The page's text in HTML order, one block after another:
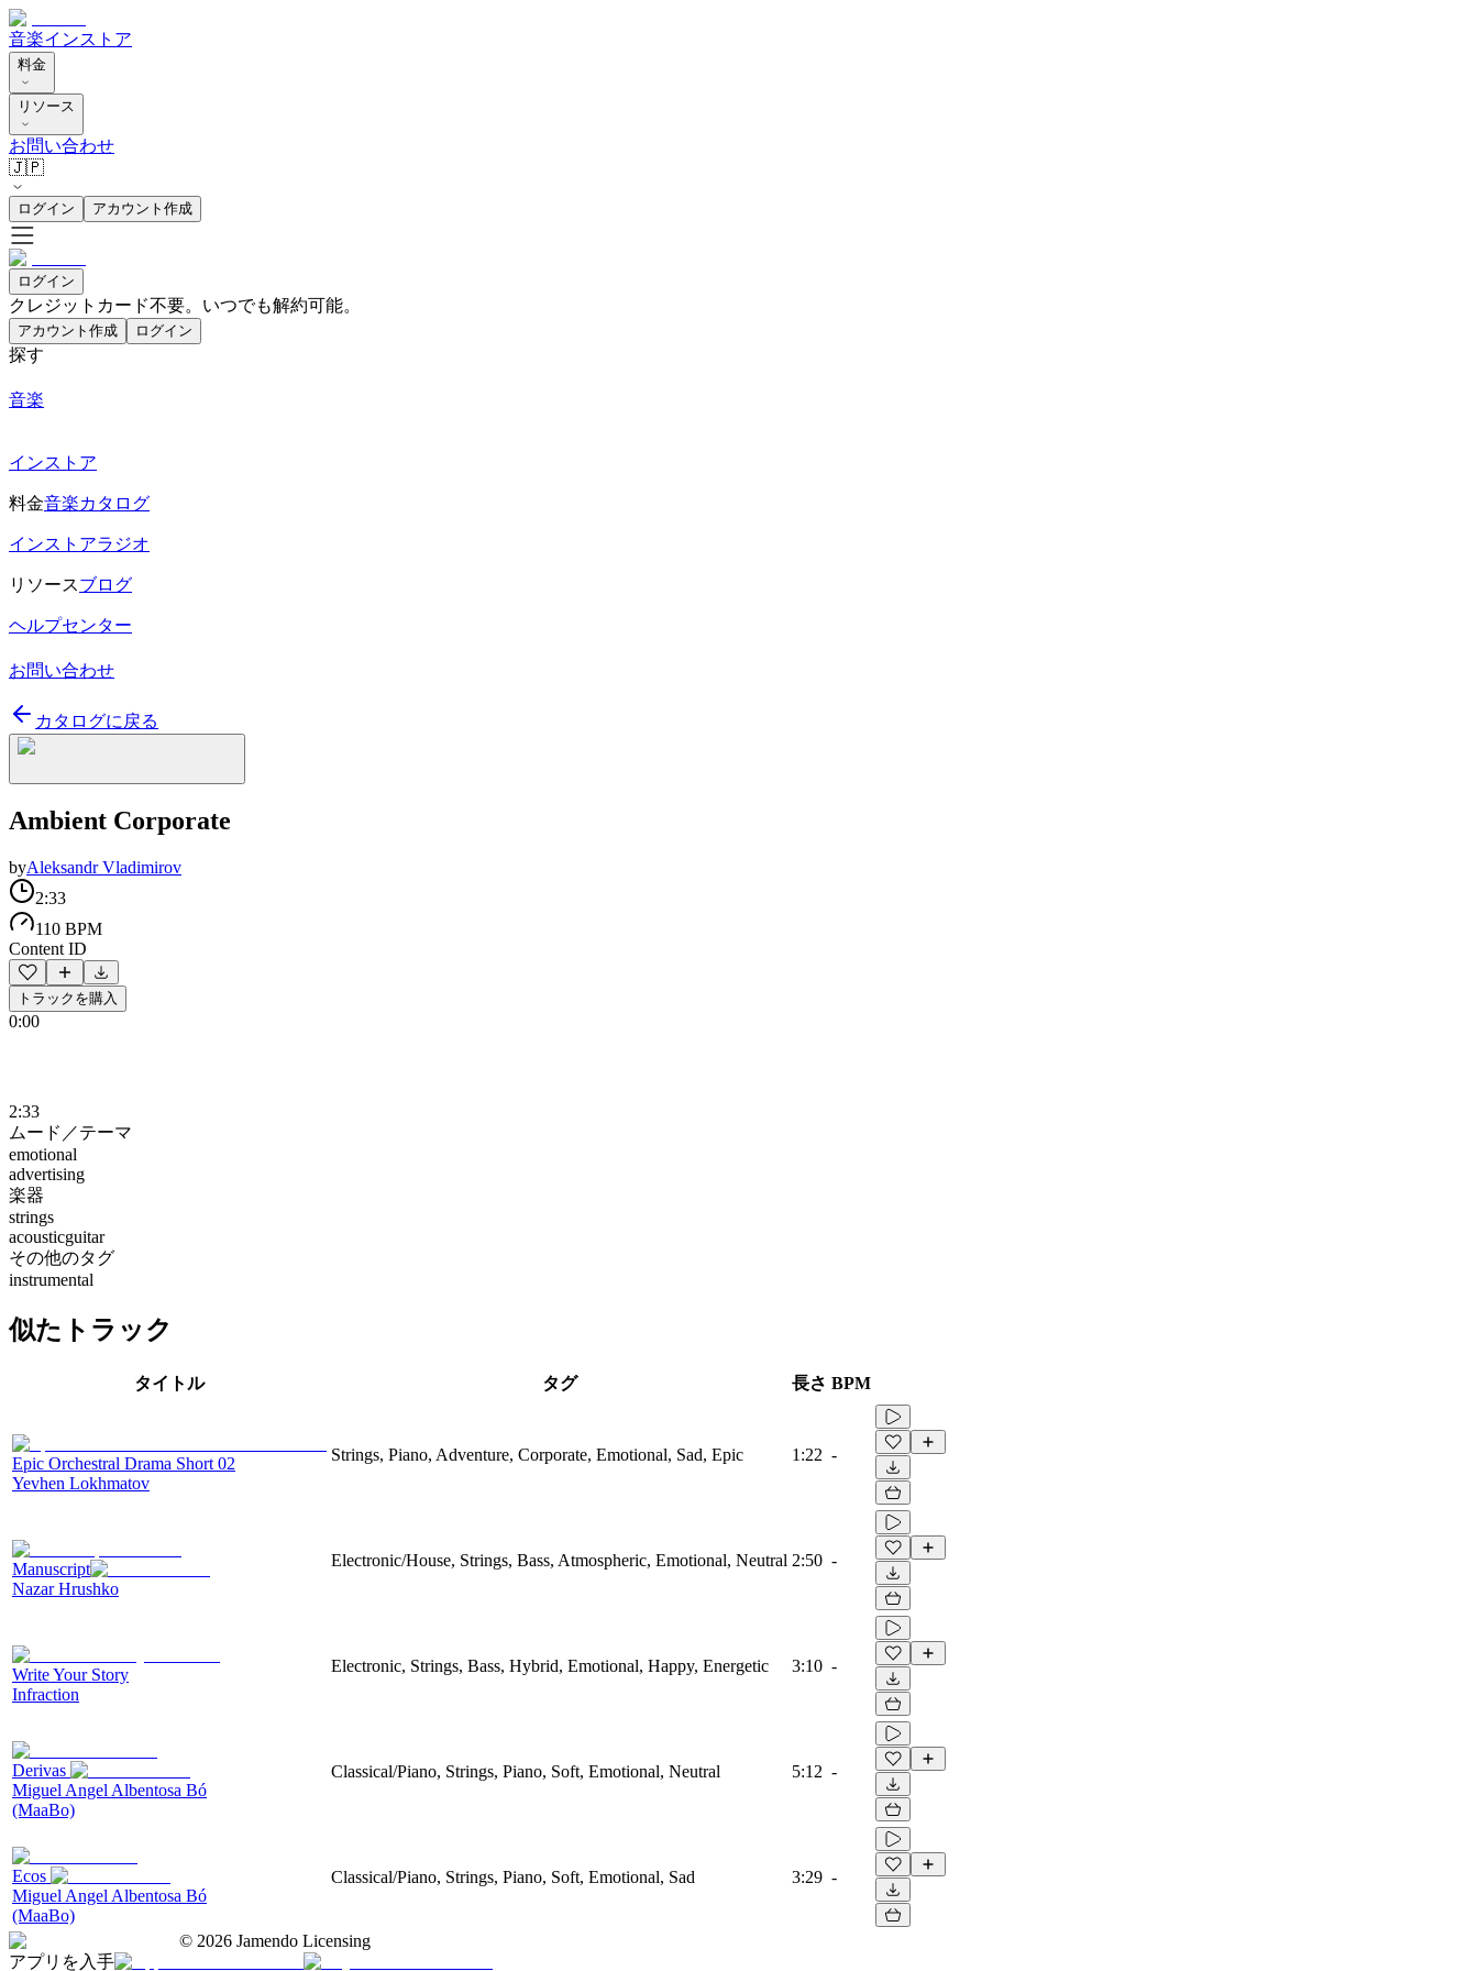
音楽インストア
料金
リソース
お問い合わせ
🇯🇵
ログイン アカウント作成
ログイン
クレジットカード不要。いつでも解約可能。
アカウント作成 ログイン
探す
音楽
インストア
料金音楽カタログ
インストアラジオ
リソースブログ
ヘルプセンター
お問い合わせ
カタログに戻る
Ambient Corporate
byAleksandr Vladimirov
2:33
110 BPM
Content ID
トラックを購入
0:00
2:33
ムード／テーマ
emotional
advertising
楽器
strings
acousticguitar
その他のタグ
instrumental
似たトラック
タイトル タグ 長さ BPM
Epic Orchestral Drama Short 02
Yevhen Lokhmatov
Strings, Piano, Adventure, Corporate, Emotional, Sad, Epic 1:22 -
Manuscript
Nazar Hrushko
Electronic/House, Strings, Bass, Atmospheric, Emotional, Neutral 2:50 -
Write Your Story
Infraction
Electronic, Strings, Bass, Hybrid, Emotional, Happy, Energetic 3:10 -
Derivas
Miguel Angel Albentosa Bó
(MaaBo)
Classical/Piano, Strings, Piano, Soft, Emotional, Neutral 5:12 -
Ecos
Miguel Angel Albentosa Bó
(MaaBo)
Classical/Piano, Strings, Piano, Soft, Emotional, Sad 3:29 -
© 2026 Jamendo Licensing
アプリを入手